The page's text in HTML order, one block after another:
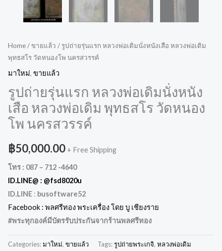
Home/ขายแล้ว / รูปถ่ายรุ่นแรก หลวงพ่อเดิมนั่งหนังเสือ หลวงพ่อเดิม
พุทธสโร วัดหนองโพ นครสวรรค์
มาใหม่, ขายแล้ว
รูปถ่ายรุ่นแรก หลวงพ่อเดิมนั่งหนัง
เสือ หลวงพ่อเดิม พุทธสโร วัดหนอง
โพ นครสวรรค์
฿50,000.00 + Free Shipping
โทร : 087 – 712 -4640
ID.LINE@ : @fsd8020u
ID.LINE : busoftware52
Facebook : พลศรีทอง พระเครื่อง โดย บู เชียงราย
#พระทุกองค์มีบัตรรับประกันจากร้านพลศรีทอง
Categories:มาใหม่, ขายแล้ว Tags:รูปถ่ายพระเกจิ, หลวงพ่อเดิม